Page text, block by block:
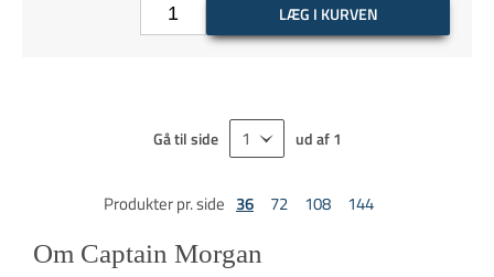
LÆG I KURVEN
Gå til side ud af 1
Produkter pr. side 36 72 108 144
Om Captain Morgan